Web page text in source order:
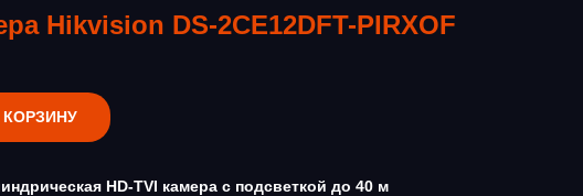
Hikvision DS-2CE12DFT-PIRXOF
HD-TVI камера с подсветкой до 40 м